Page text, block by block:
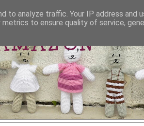
to analyze traffic. Your IP address and
to ensure quality of service,